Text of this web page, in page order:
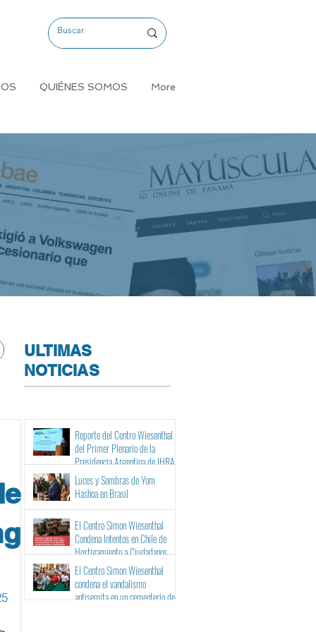
QUIÉNES SOMOS More
ULTIMAS
NOTICIAS
Reporte del Centro Wiesenthal
del Primer Plenario de la
Presidencia Argentina de IHRA
Luces y Sombras de Yom
Hashoa en Brasil
El Centro Simon Wiesenthal
Condena Intentos en Chile de
Hostigamiento a Ciudadanos
Israelíes y Binacionales ante sus
Tribunales
El Centro Simon Wiesenthal
condena el vandalismo
antisemita en un cementerio de